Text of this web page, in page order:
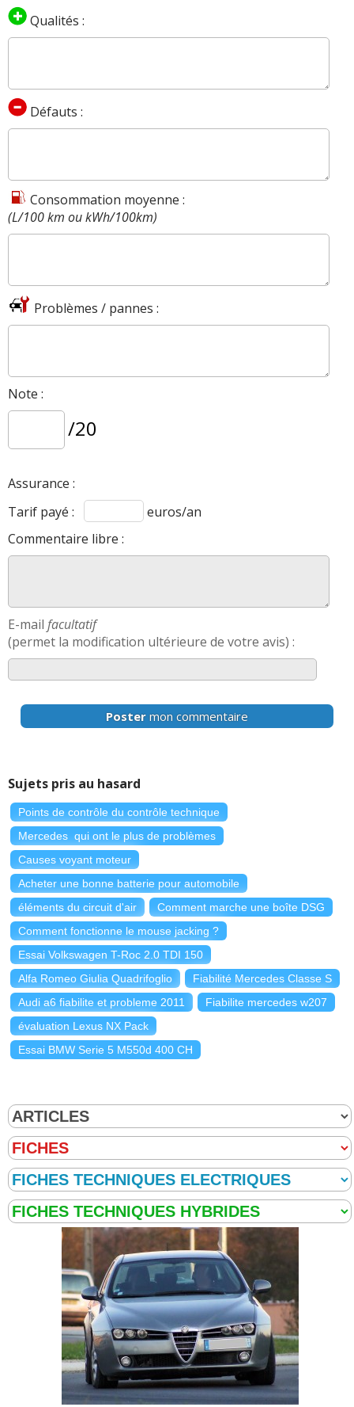
Qualités :
Défauts :
Consommation moyenne :
(L/100 km ou kWh/100km)
Problèmes / pannes :
Note :
/20
Assurance :
Tarif payé :
euros/an
Commentaire libre :
E-mail facultatif
(permet la modification ultérieure de votre avis) :
Poster mon commentaire
Sujets pris au hasard
Points de contrôle du contrôle technique
Mercedes qui ont le plus de problèmes
Causes voyant moteur
Acheter une bonne batterie pour automobile
éléments du circuit d'air
Comment marche une boîte DSG
Comment fonctionne le mouse jacking ?
Essai Volkswagen T-Roc 2.0 TDI 150
Alfa Romeo Giulia Quadrifoglio
Fiabilité Mercedes Classe S
Audi a6 fiabilite et probleme 2011
Fiabilite mercedes w207
évaluation Lexus NX Pack
Essai BMW Serie 5 M550d 400 CH